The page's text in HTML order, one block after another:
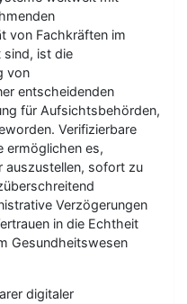
von Fachkräften im
sind, ist die
von
entscheidenden
für Aufsichtsbehörden,
Verifizierbare
ermöglichen es,
auszustellen, sofort zu
Verzögerungen
in die Echtheit
Gesundheitswesen
digitaler